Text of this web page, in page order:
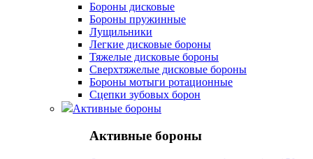
Бороны дисковые
Бороны пружинные
Лущильники
Легкие дисковые бороны
Тяжелые дисковые бороны
Сверхтяжелые дисковые бороны
Бороны мотыги ротационные
Сцепки зубовых борон
Активные бороны
Активные бороны